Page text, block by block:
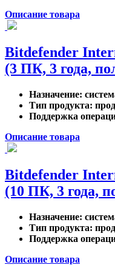
Описание товара
Bitdefender
(3 ПК, 3 года,
Назначение:
Тип продукта:
Поддержка
Описание товара
Bitdefender
(10 ПК, 3 года,
Назначение:
Тип продукта:
Поддержка
Описание товара